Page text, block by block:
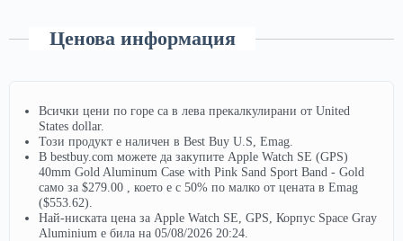
Ценова информация
Всички цени по горе са в лева прекалкулирани от United
States dollar.
Този продукт е наличен в Best Buy U.S, Emag.
В bestbuy.com можете да закупите Apple Watch SE (GPS)
40mm Gold Aluminum Case with Pink Sand Sport Band - Gold
само за $279.00 , което е с 50% по малко от цената в Emag
($553.62).
Най-ниската цена за Apple Watch SE, GPS, Корпус Space Gray
Aluminium е била на 05/08/2026 20:24.